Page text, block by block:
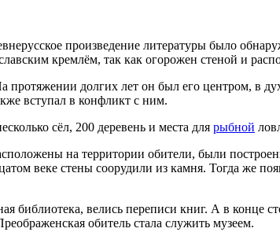
произведение литературы было
кремлём, так как огорожен стеной и
протяжении долгих лет он был его центром, в
вступал в конфликт с ним.
сёл, 200 деревень и места для рыбной
на территории обители, были
веке стены соорудили из камня. Тогда же
библиотека, велись переписи книг. А в конце
обитель стала служить музеем.